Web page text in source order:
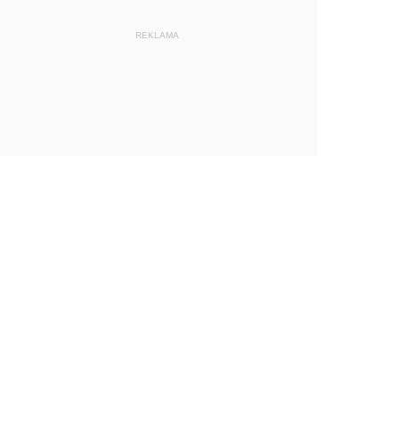
REKLAMA